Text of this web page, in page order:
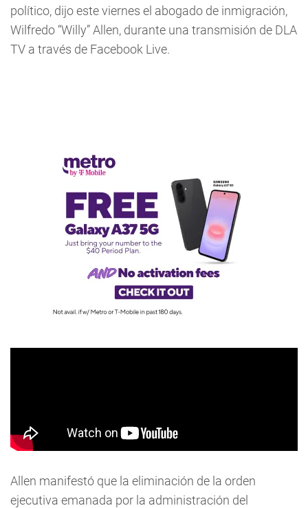
político, dijo este viernes el abogado de inmigración,
Wilfredo “Willy” Allen, durante una transmisión de DLA
TV a través de Facebook Live.
Allen manifestó que la eliminación de la orden
ejecutiva emanada por la administración del